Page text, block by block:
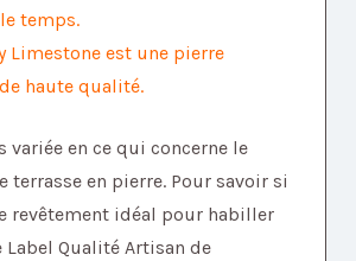
temps.
Limestone est une pierre
haute qualité.
variée en ce qui concerne le
terrasse en pierre. Pour savoir si
revêtement idéal pour habiller
Label Qualité Artisan de